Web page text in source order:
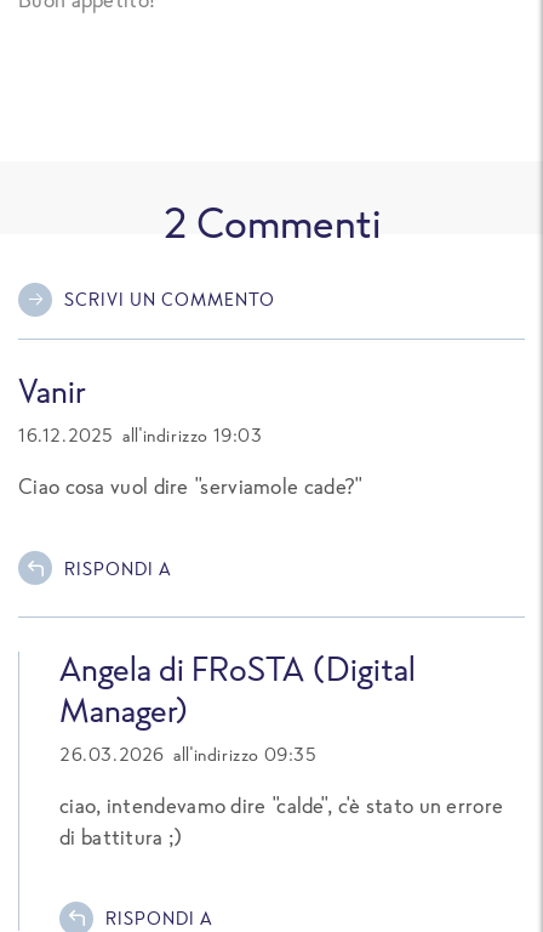
2 Commenti
SCRIVI UN COMMENTO
Vanir
16.12.2025 all'indirizzo 19:03
Ciao cosa vuol dire "serviamole cade?"
RISPONDI A
Angela di FRoSTA (Digital
Manager)
26.03.2026 all'indirizzo 09:35
ciao, intendevamo dire "calde", c'è stato un errore
di battitura ;)
RISPONDI A